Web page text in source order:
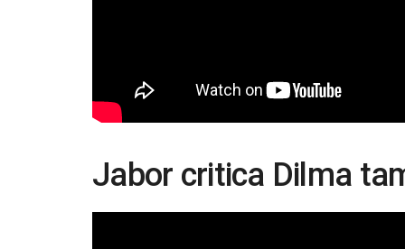
Jabor critica Dilma